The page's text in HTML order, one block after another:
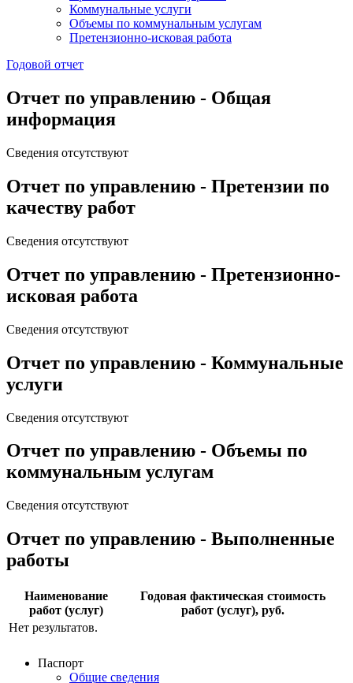
Коммунальные услуги
Объемы по коммунальным услугам
Претензионно-исковая работа
Годовой отчет
Отчет по управлению - Общая
информация
Сведения отсутствуют
Отчет по управлению - Претензии по
качеству работ
Сведения отсутствуют
Отчет по управлению - Претензионно-
исковая работа
Сведения отсутствуют
Отчет по управлению - Коммунальные
услуги
Сведения отсутствуют
Отчет по управлению - Объемы по
коммунальным услугам
Сведения отсутствуют
Отчет по управлению - Выполненные
работы
Наименование
работ (услуг)
Годовая фактическая стоимость
работ (услуг), руб.
Нет результатов.
Паспорт
Общие сведения